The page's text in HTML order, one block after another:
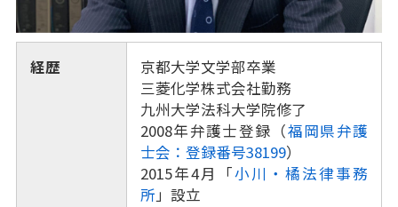
経歴
京都大学文学部卒業
三菱化学株式会社勤務
九州大学法科大学院修了
2008年弁護士登録（福岡県弁護
士会：登録番号38199）
2015年4月「小川・橘法律事務
所」設立